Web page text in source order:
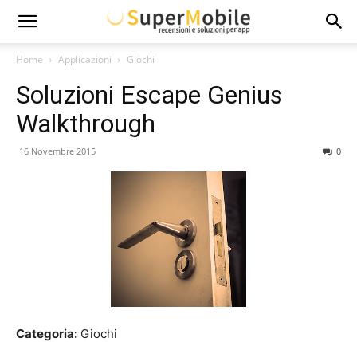
Super
Mobile
Home Applicazioni Giochi
Soluzioni Escape Genius
Walkthrough
16 Novembre 2015 0
Categoria: Giochi